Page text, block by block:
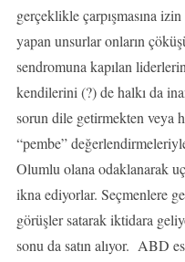
gerçeklikle çarpışmasına
yapan unsurlar onların
sendromuna kapılan
kendilerini (?) de halkı da
sorun dile getirmekten veya
“pembe”
Olumlu olana odaklanarak
ikna ediyorlar. Seçmenlere
görüşler satarak iktidara
sonu da satın alıyor. ABD